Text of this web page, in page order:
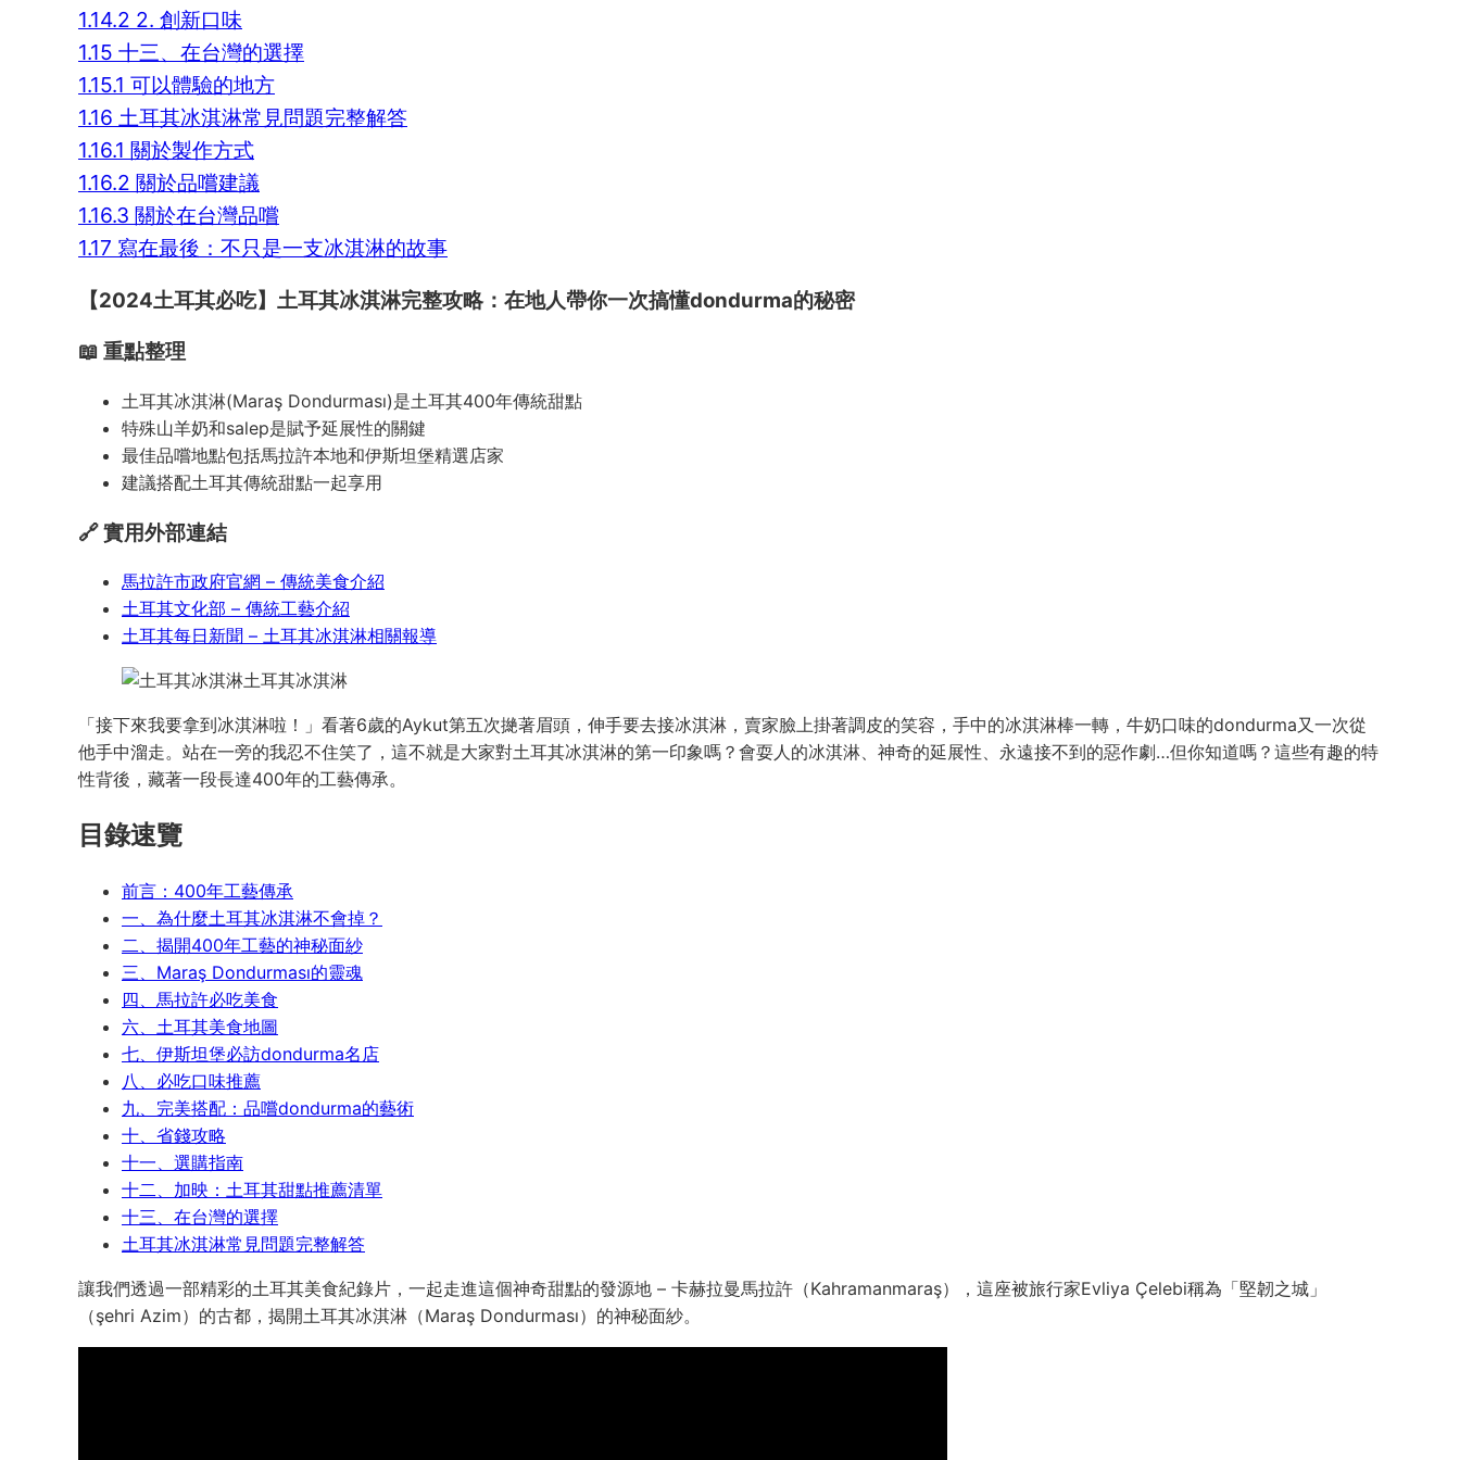
1.14.2 2. 創新口味
1.15 十三、在台灣的選擇
1.15.1 可以體驗的地方
1.16 土耳其冰淇淋常見問題完整解答
1.16.1 關於製作方式
1.16.2 關於品嚐建議
1.16.3 關於在台灣品嚐
1.17 寫在最後：不只是一支冰淇淋的故事
【2024土耳其必吃】土耳其冰淇淋完整攻略：在地人帶你一次搞懂dondurma的秘密
📖 重點整理
土耳其冰淇淋(Maraş Dondurması)是土耳其400年傳統甜點
特殊山羊奶和salep是賦予延展性的關鍵
最佳品嚐地點包括馬拉許本地和伊斯坦堡精選店家
建議搭配土耳其傳統甜點一起享用
🔗 實用外部連結
馬拉許市政府官網 – 傳統美食介紹
土耳其文化部 – 傳統工藝介紹
土耳其每日新聞 – 土耳其冰淇淋相關報導
土耳其冰淇淋
「接下來我要拿到冰淇淋啦！」看著6歲的Aykut第五次撧著眉頭，伸手要去接冰淇淋，賣家臉上掛著調皮的笑容，手中的冰淇淋棒一轉，牛奶口味的dondurma又一次從
他手中溜走。站在一旁的我忍不住笑了，這不就是大家對土耳其冰淇淋的第一印象嗎？會耍人的冰淇淋、神奇的延展性、永遠接不到的惡作劇…但你知道嗎？這些有趣的特
性背後，藏著一段長達400年的工藝傳承。
目錄速覽
前言：400年工藝傳承
一、為什麼土耳其冰淇淋不會掉？
二、揭開400年工藝的神秘面紗
三、Maraş Dondurması的靈魂
四、馬拉許必吃美食
六、土耳其美食地圖
七、伊斯坦堡必訪dondurma名店
八、必吃口味推薦
九、完美搭配：品嚐dondurma的藝術
十、省錢攻略
十一、選購指南
十二、加映：土耳其甜點推薦清單
十三、在台灣的選擇
土耳其冰淇淋常見問題完整解答
讓我們透過一部精彩的土耳其美食紀錄片，一起走進這個神奇甜點的發源地 – 卡赫拉曼馬拉許（Kahramanmaraş），這座被旅行家Evliya Çelebi稱為「堅韌之城」
（şehri Azim）的古都，揭開土耳其冰淇淋（Maraş Dondurması）的神秘面紗。